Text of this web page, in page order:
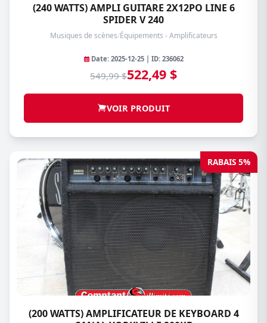
(240 WATTS) AMPLI GUITARE 2X12PO LINE 6
SPIDER V 240
Musiques de scènes/Équipements - Amplificateurs
Date: 2025-12-25 | ID: 236062
549,99 $522,49 $
VOIR PRODUIT
RABAIS 5%
(200 WATTS) AMPLIFICATEUR DE KEYBOARD 4